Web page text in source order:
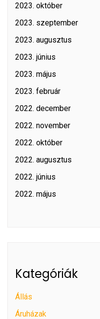
2023. október
2023. szeptember
2023. augusztus
2023. június
2023. május
2023. február
2022. december
2022. november
2022. október
2022. augusztus
2022. június
2022. május
Kategóriák
Állás
Áruházak